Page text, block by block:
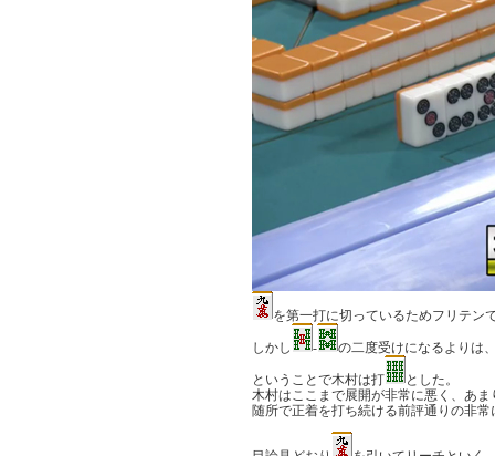
を第一打に切っているためフリテン
しかし - の二度受けになるよりは
ということで木村は打
とした。
木村はここまで展開が非常に悪く、あ
随所で正着を打ち続ける前評通りの非